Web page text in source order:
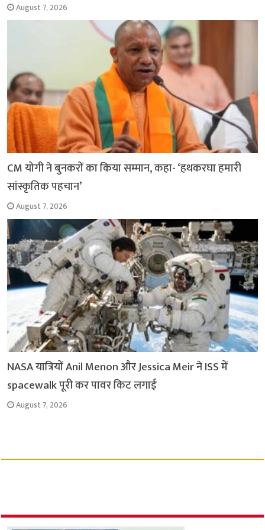
August 7, 2026
CM योगी ने बुनकरों का किया सम्मान, कहा- ‘हथकरघा हमारी
सांस्कृतिक पहचान’
August 7, 2026
NASA यात्रियों Anil Menon और Jessica Meir ने ISS में
spacewalk पूरी कर पावर किट लगाई
August 7, 2026